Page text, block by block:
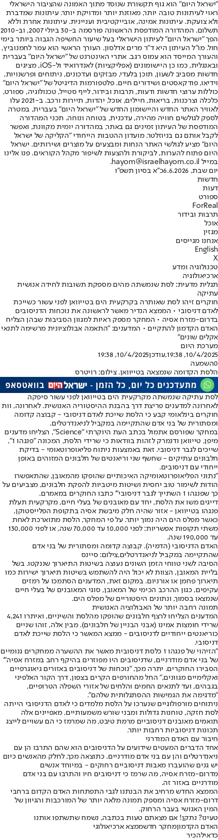
"ישראל היום" הוא גוף תקשורת שנוסד מתוך האמונה שהציבור הישראלי
ראוי לעיתונות טובה יותר, מאוזנת יותר ומדויקת יותר. עיתונות שמדברת
ולא צועקת. עיתונות אמינה, אובייקטיבית ועניינית. עיתונות אחרת וללא
תשלום. המהדורה המודפסת הראשונה פורסמה ב-30 ביולי 2007, וב-2010
הפך "ישראל היום" לעיתון הישראלי בעל שיעור החשיפה הגבוה ביותר בימי
חול. מו"ל העיתון היא ד"ר מרים אדלסון. העורך הראשי הוא עמר לחמנוביץ,
והעורך המייסד הוא עמוס רגב. אתרי האינטרנט של "ישראל היום" בעברית
ובאנגלית, כמו כן היישומונים (אפליקציות) לאנדרואיד ול-iOS, מציגים
חדשות מסביב לשעון, תוכן בלעדי, מבזקים ועדכונים, ניתוחים ופרשנויות,
וידיאו, פודקאסטים ושידורים חיים. פלטפורמות הדיגיטל של "ישראל היום"
כוללות ערוצי חדשות ודעות, תרבות ובידור, לייף סטייל, טכנולוגיה, ספורט,
כלכלה וצרכנות, בריאות, חיילים, אוכל, יהדות, תיירות ורכב. ב-2021 עלו
לאוויר האתר החדש והיישומון החדש של "ישראל היום" בעברית, במטרה
לספק לגולשים חוויה מהירה, עדכנית, בטוחה ונוחה. תכני המהדורה
המודפסת של העיתון זמינים גם באתר, במהדורה יומית מקוונת, ואפשר
לקבל אותם גם בניוזלטר. מועדון ההטבות הייחודי "הקליקה של ישראל
היום" מציע לגולשי האתר הנחות ומבצעים על מוצרים ושירותים. ישראל
היום פתוח להערות, לביקורת ולהצעות לשיפור מקהל הקוראים. פנו אלינו
במייל hayom@israelhayom.co.il.
יום שבת, 6.6.2026
כ"א בסיון תשפ"ו
חדשות
דעות
ספורט
ForReal
תרבות ובידור
אוכל
מגזין
אנחנו מגייסים
English
X
טכנולוגיה ומדע
ארכיאולוגיה
תגלית מדעית: לסת שנמשתה מהים מספקת תשובות לחידה אנושית
עתיקה
חוקרים זיהו לסת שאותרה בקרקעית הים בטייוואן לפני עשור כשייכת
לאדם דניסובי • הממצא הנדיר מאשר לראשונה את נוכחות הדניסובים
בדרום-מזרח אסיה • המחקר מספק ראיות למגוון הסביבות שבהן הצליח
האדם הקדמון להתקיים • המדענים: "התאמה אבולוציונית מרשימה לתנאי
אקלים שונים"
מערכת היום
10/4/2025, 19:38
,עודכן10/4/2025, 19:38
0השמעה
הלסת הקדומה שנמצאה בטייוואן. צילום: רויטרס
לסת עתיקה שנמשתה מקרקעית הים בטייוואן לפני עשור סיפקה
לאחרונה למדענים פריצת דרך בהבנת ההיסטוריה האנושית. לאחרונה, וות
חוקרים בינלאומי קבע כי הלסת שייכת לאדם דניסובי - קבוצה קדומה
ומסתורית של בני אדם שהתקיימה במקביל לניאנדרטלים.
במחקר שפורסם אתמול בכתב העת היוקרתי "Science", הצליחו מדענים
מיפן, טייוואן ודנמרק לזהות בוודאות כי שרידי הלסת, המכונה "פנגהו 1",
שייכים לגבר דניסובי. זאת באמצעות ניתוח פליאופרוטאומי - בדיקת
חלבונים עתיקים - שחשף שני וריאנטים של חלבונים המזוהים באופן
ייחודי עם דניסובים.
"נתוני הפליאופרוטאומיקה האיכותיים שהופקו מהמאובן, שהתאפשרו
הודות לשימור טוב יחסית ושיטות מיטביות להפקת חלבונים, מצביעים על
כך שפנגהו 1 השתייך לגבר דניסובי"' כתבו החוקרים במאמרם.
דייגים משו את הלסת, יחד עם מאובנים של בעלי חיים, מקרקעית תעלת
פנגהו בטייוואן - אזור שהיה חלק מיבשת אסיה בתקופת הפלייסטוקן,
כאשר מפלס הים היה נמוך יותר. על פי המחקר, הלסת מתוארכת לאחת
משתי תקופות אפשריות: לפני 10,000 עד 70,000 שנה, או לפני 130,000
עד 190,000 שנה.
האדם הדניסובי (הדמיה). קבוצה קדומה ומסתורית של בני אדם
שהתקיימה במקביל לניאנדרטלים,צילום: סיינס
הסיבה לשני טווחי הזמן השונים נעוצה בשיטות התיארוך שננקטו. בשל
בליית המאובן, הצוות לא יכול היה להשתמש בשיטות תיארוך ישירות כמו
תיארוך פחמן או אורניום. במקום זאת, המדענים הסתמכו על רמזים
עקיפים, כגון ההרכב הכימי של המאובן, סוגי המאובנים של בעלי חיים
שנמצאו בסמוך, ונתונים היסטוריים של מפלס הים.
תמונה רחבה יותר של האבולוציה האנושית
המדענים הצליחו לרצף חלבונים שהופקו מהלסת והשיניים, ואיתרו 4,241
שרידי חומצות אמינו (אבני הבניין של חלבונים). מבין אלה, זוהו שניים
כוריאנטים ייחודיים לדניסובים - ממצא המאשר כי הלסת שייכת לאדם
דניסובי.
"הזיהוי של פנגהו 1 כלסת דניסובית מאשר את ההשערה ממחקרים גנומיים
של בני אדם מודרניים, שדניסובים היו מפוזרים בהיקף רחב במזרח אסיה"'
הסבירו החוקרים. יתרה מכך, "נוכחות של דניסובים באזורים גיאוגרפיים
ואקלימיים מגוונים," החל מהחורפים הקרים בצפון, דרך הקור האלפיני
בגבהים, ועד לתנאים החמים והלחים של אזורי השפלה הטרופיים,
"מדגימה את הגמישות ההסתגלותית שלהם".
ניתוחים מורפולוגיים שנערכו על הלסת מלמדים כי לאדם הדניסובי הייתה
לסת חזקה, טוחנות גדולות ומבני שורש משמעותיים. מאפיינים אלה
תואמים מאובנים דניסוביים מרמת טיבט, מה שמרמז כי הם עשויים לייצג
תכונות דניסוביות רחבות יותר.
חיבור עם האדם המודרני
אחד הדברים המעטים שידועים על הדניסובים הוא שהם התרבו הן עם
ניאנדרטלים והן עם בני אדם מודרניים. כתוצאה מכך, לחלק מהאנשים כיום
יש גנים שהועברו מאבות דניסוביים רחוקים - במיוחד אנשים
מדרום-מזרח אסיה, מה שרמז כי דניסובים חיו והתרבו עם בני אדם
מודרניים באזור זה.
הממצא החדש מרחיב את הבנתנו לגבי התפתחות האדם הקדום ברחבי
דרום-מזרח אסיה ומספק תמונה מלאה יותר של המורכבות והגיוון של
המין האנושי בעבר הרחוק.
טעינו? נתקן! אם מצאתם טעות בכתבה, נשמח שתשתפו אותנו
האדם הקדמוןמחקר חדשממצא ארכיאולוגי
כדאילהכיר